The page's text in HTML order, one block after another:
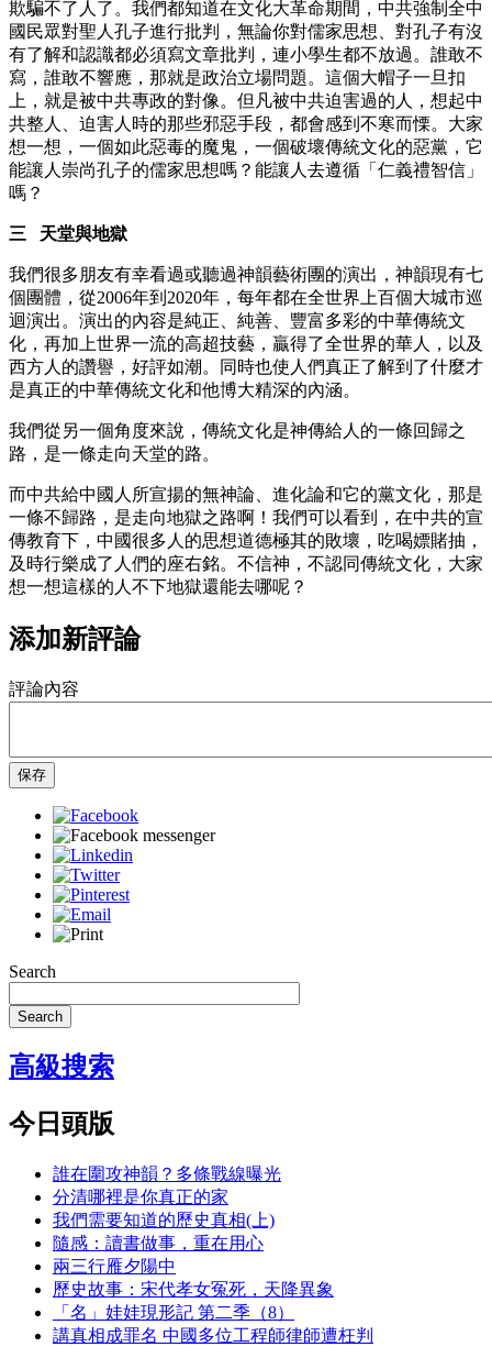
欺騙不了人了。我們都知道在文化大革命期間，中共強制全中
國民眾對聖人孔子進行批判，無論你對儒家思想、對孔子有沒
有了解和認識都必須寫文章批判，連小學生都不放過。誰敢不
寫，誰敢不響應，那就是政治立場問題。這個大帽子一旦扣
上，就是被中共專政的對像。但凡被中共迫害過的人，想起中
共整人、迫害人時的那些邪惡手段，都會感到不寒而慄。大家
想一想，一個如此惡毒的魔鬼，一個破壞傳統文化的惡黨，它
能讓人崇尚孔子的儒家思想嗎？能讓人去遵循「仁義禮智信」
嗎？
三 天堂與地獄
我們很多朋友有幸看過或聽過神韻藝術團的演出，神韻現有七
個團體，從2006年到2020年，每年都在全世界上百個大城市巡
迴演出。演出的內容是純正、純善、豐富多彩的中華傳統文
化，再加上世界一流的高超技藝，贏得了全世界的華人，以及
西方人的讚譽，好評如潮。同時也使人們真正了解到了什麼才
是真正的中華傳統文化和他博大精深的內涵。
我們從另一個角度來說，傳統文化是神傳給人的一條回歸之
路，是一條走向天堂的路。
而中共給中國人所宣揚的無神論、進化論和它的黨文化，那是
一條不歸路，是走向地獄之路啊！我們可以看到，在中共的宣
傳教育下，中國很多人的思想道德極其的敗壞，吃喝嫖賭抽，
及時行樂成了人們的座右銘。不信神，不認同傳統文化，大家
想一想這樣的人不下地獄還能去哪呢？
添加新評論
評論內容
保存
Search
Search
高級搜索
今日頭版
誰在圍攻神韻？多條戰線曝光
分清哪裡是你真正的家
我們需要知道的歷史真相(上)
隨感：讀書做事，重在用心
兩三行雁夕陽中
歷史故事：宋代孝女冤死，天降異象
「名」娃娃現形記 第二季（8）
講真相成罪名 中國多位工程師律師遭枉判